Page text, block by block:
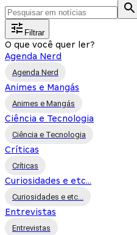
Filtrar
O que você quer ler?
Agenda Nerd
Agenda Nerd
Animes e Mangás
Animes e Mangás
Ciência e Tecnologia
Ciência e Tecnologia
Críticas
Críticas
Curiosidades e etc...
Curiosidades e etc...
Entrevistas
Entrevistas